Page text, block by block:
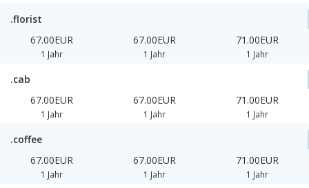
.florist
67.00EUR
1 Jahr
67.00EUR
1 Jahr
71.00EUR
1 Jahr
.cab
67.00EUR
1 Jahr
67.00EUR
1 Jahr
71.00EUR
1 Jahr
.coffee
67.00EUR
1 Jahr
67.00EUR
1 Jahr
71.00EUR
1 Jahr